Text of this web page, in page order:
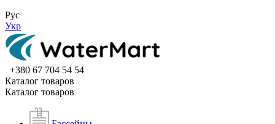
Рус
Укр
+380 67 704 54 54
Каталог товаров
Каталог товаров